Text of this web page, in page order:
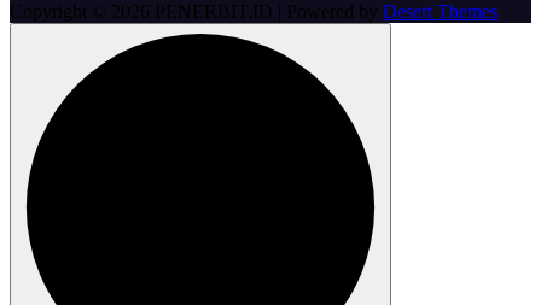
Copyright © 2026 PENERBIT.ID | Powered by Desert Themes